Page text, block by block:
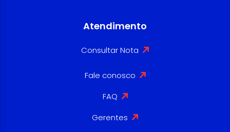
Atendimento
Consultar Nota
Fale conosco
FAQ
Gerentes